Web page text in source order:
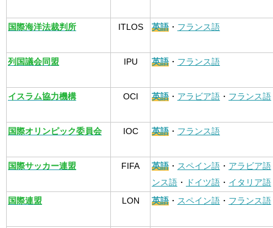
国際海洋法裁判所 ITLOS 英語 ・ フランス語
列国議会同盟 IPU 英語 ・ フランス語
イスラム協力機構 OCI 英語 ・ アラビア語 ・ フランス語
国際オリンピック委員会 IOC 英語 ・ フランス語
国際サッカー連盟 FIFA 英語 ・ スペイン語 ・ アラビア語
ンス語 ・ ドイツ語 ・ イタリア語
国際連盟
LON 英語 ・ スペイン語 ・ フランス語